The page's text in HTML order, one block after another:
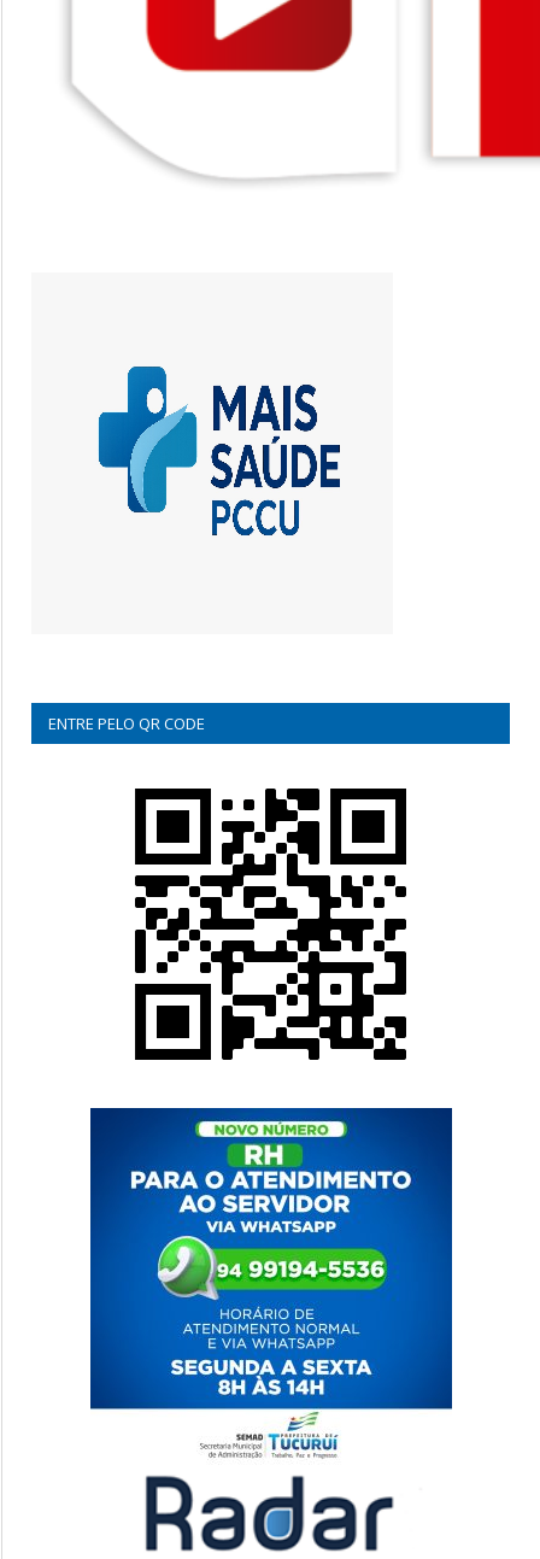
ENTRE PELO QR CODE